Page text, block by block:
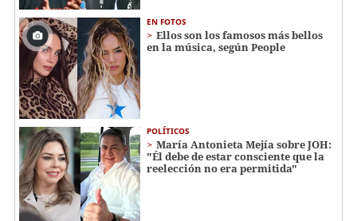
EN FOTOS
Ellos son los famosos más bellos
en la música, según People
POLÍTICOS
María Antonieta Mejía sobre JOH:
"Él debe de estar consciente que la
reelección no era permitida"